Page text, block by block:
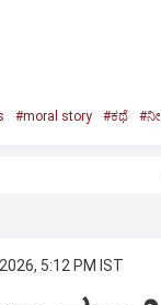
#moral story #ಕಥೆ
5:12 PM IST